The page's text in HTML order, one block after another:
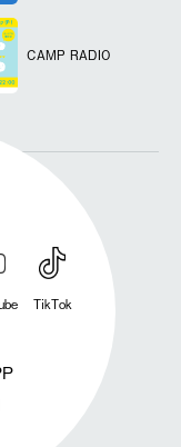
CAMP RADIO
TikTok